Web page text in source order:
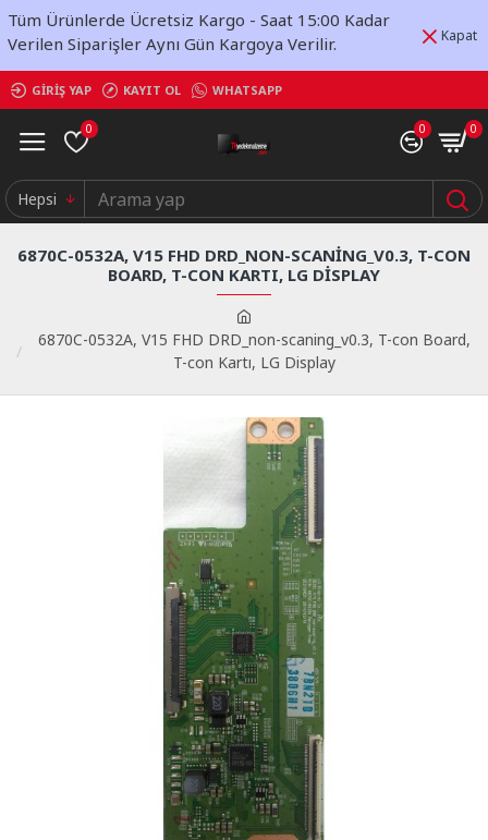
Tüm Ürünlerde Ücretsiz Kargo - Saat 15:00 Kadar
Verilen Siparişler Aynı Gün Kargoya Verilir.
Kapat
GIRIŞ YAP KAYIT OL WHATSAPP
0 0 0
Hepsi
6870C-0532A, V15 FHD DRD_non-scaning_v0.3, T-con Board,
T-con Kartı, LG Display
6870C-0532A, V15 FHD DRD_NON-SCANING_V0.3, T-CON
BOARD, T-CON KARTI, LG DISPLAY